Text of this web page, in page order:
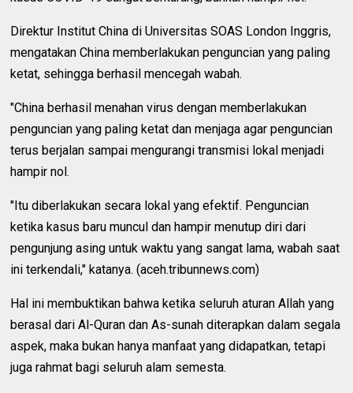
Direktur Institut China di Universitas SOAS London Inggris,
mengatakan China memberlakukan penguncian yang paling
ketat, sehingga berhasil mencegah wabah.
"China berhasil menahan virus dengan memberlakukan
penguncian yang paling ketat dan menjaga agar penguncian
terus berjalan sampai mengurangi transmisi lokal menjadi
hampir nol.
"Itu diberlakukan secara lokal yang efektif. Penguncian
ketika kasus baru muncul dan hampir menutup diri dari
pengunjung asing untuk waktu yang sangat lama, wabah saat
ini terkendali," katanya. (aceh.tribunnews.com)
Hal ini membuktikan bahwa ketika seluruh aturan Allah yang
berasal dari Al-Quran dan As-sunah diterapkan dalam segala
aspek, maka bukan hanya manfaat yang didapatkan, tetapi
juga rahmat bagi seluruh alam semesta.